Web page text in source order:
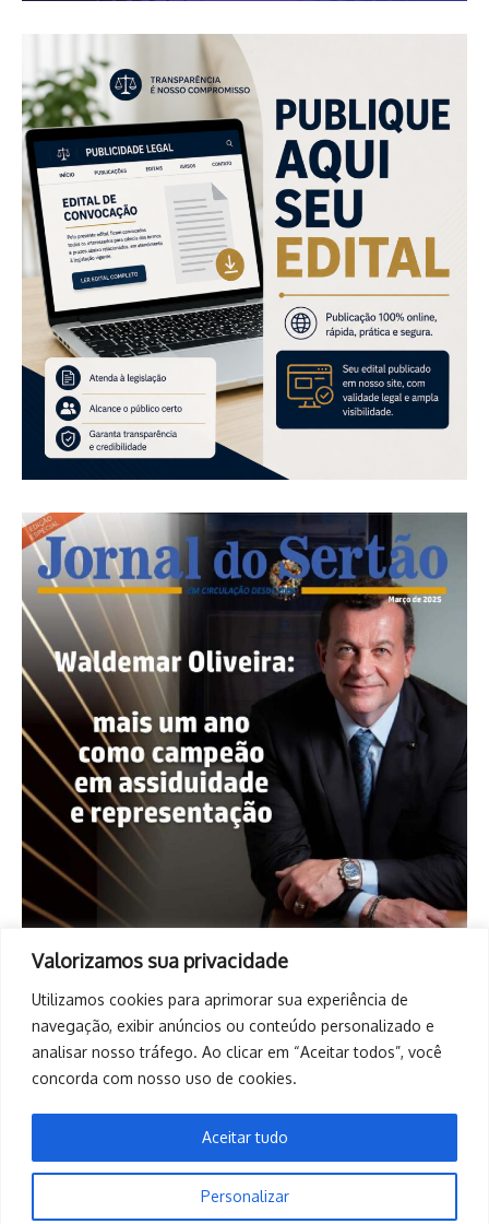
Valorizamos sua privacidade
Utilizamos cookies para aprimorar sua experiência de
navegação, exibir anúncios ou conteúdo personalizado e
analisar nosso tráfego. Ao clicar em “Aceitar todos”, você
concorda com nosso uso de cookies.
Personalizar
Aceitar tudo